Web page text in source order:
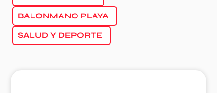
BALONMANO PLAYA
SALUD Y DEPORTE